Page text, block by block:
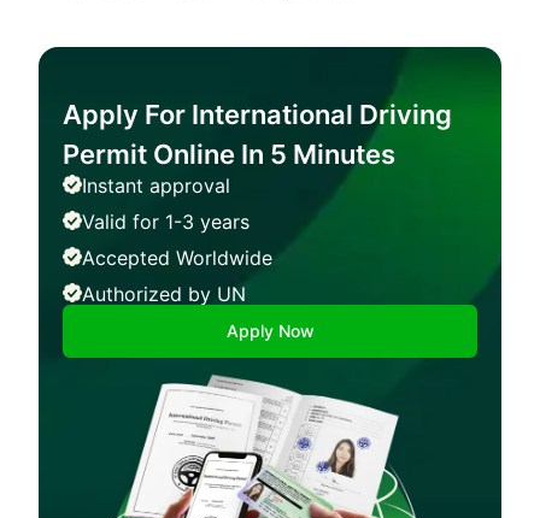
Apply For International Driving
Permit Online In 5 Minutes
Instant approval
Valid for 1-3 years
Accepted Worldwide
Authorized by UN
Apply Now